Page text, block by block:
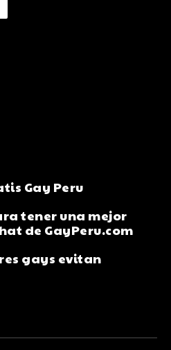
Gay Peru
tener una mejor
de GayPeru.com
gays evitan